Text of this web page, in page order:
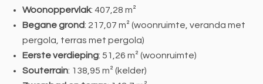
Woonoppervlak: 407,28 m²
Begane grond: 217,07 m² (woonruimte, veranda met
pergola, terras met pergola)
Eerste verdieping: 51,26 m² (woonruimte)
Souterrain: 138,95 m² (kelder)